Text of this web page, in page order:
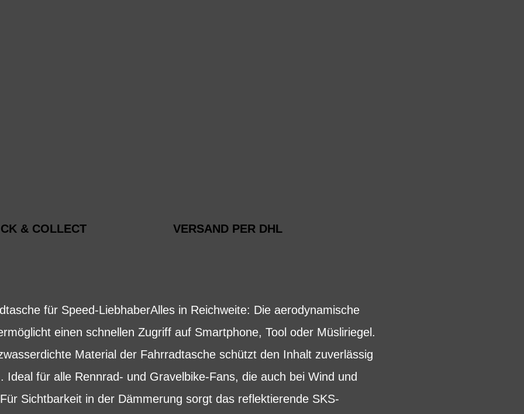
& COLLECT VERSAND PER DHL
für Speed-LiebhaberAlles in Reichweite: Die aerodynamische
einen schnellen Zugriff auf Smartphone, Tool oder Müsliriegel.
Material der Fahrradtasche schützt den Inhalt zuverlässig
Ideal für alle Rennrad- und Gravelbike-Fans, die auch bei Wind und
Sichtbarkeit in der Dämmerung sorgt das reflektierende SKS-